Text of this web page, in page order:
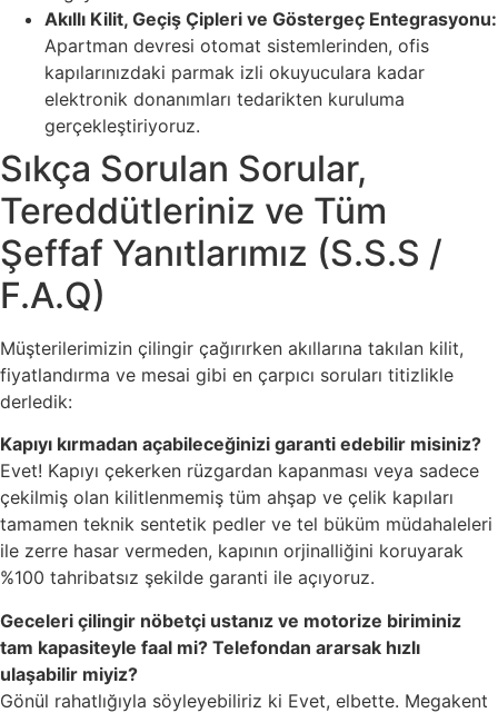
Akıllı Kilit, Geçiş Çipleri ve Göstergeç Entegrasyonu:
Apartman devresi otomat sistemlerinden, ofis
kapılarınızdaki parmak izli okuyuculara kadar
elektronik donanımları tedarikten kuruluma
gerçekleştiriyoruz.
Sıkça Sorulan Sorular,
Tereddütleriniz ve Tüm
Şeffaf Yanıtlarımız (S.S.S /
F.A.Q)
Müşterilerimizin çilingir çağırırken akıllarına takılan kilit,
fiyatlandırma ve mesai gibi en çarpıcı soruları titizlikle
derledik:
Kapıyı kırmadan açabileceğinizi garanti edebilir misiniz?
Evet! Kapıyı çekerken rüzgardan kapanması veya sadece
çekilmiş olan kilitlenmemiş tüm ahşap ve çelik kapıları
tamamen teknik sentetik pedler ve tel büküm müdahaleleri
ile zerre hasar vermeden, kapının orjinalliğini koruyarak
%100 tahribatsız şekilde garanti ile açıyoruz.
Geceleri çilingir nöbetçi ustanız ve motorize biriminiz
tam kapasiteyle faal mi? Telefondan ararsak hızlı
ulaşabilir miyiz?
Gönül rahatlığıyla söyleyebiliriz ki Evet, elbette. Megakent